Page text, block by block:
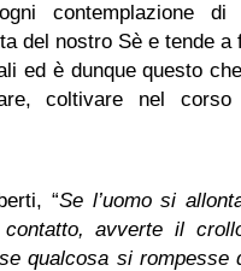
contemplazione di
del nostro Sè e tende a
ed è dunque questo
coltivare nel
“Se l’uomo si
avverte il
qualcosa si rompesse